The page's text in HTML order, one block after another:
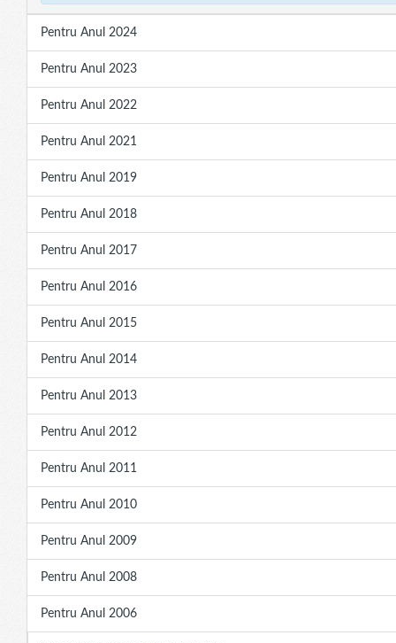
Pentru Anul 2024
Pentru Anul 2023
Pentru Anul 2022
Pentru Anul 2021
Pentru Anul 2019
Pentru Anul 2018
Pentru Anul 2017
Pentru Anul 2016
Pentru Anul 2015
Pentru Anul 2014
Pentru Anul 2013
Pentru Anul 2012
Pentru Anul 2011
Pentru Anul 2010
Pentru Anul 2009
Pentru Anul 2008
Pentru Anul 2006